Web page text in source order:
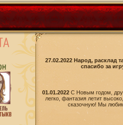
27.02.2022 Народ, расклад
спасибо за
01.01.2022 С Новым годом,
легко, фантазия летит
сказочную! Мы